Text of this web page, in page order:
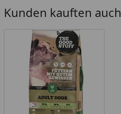
Kunden kauften auch